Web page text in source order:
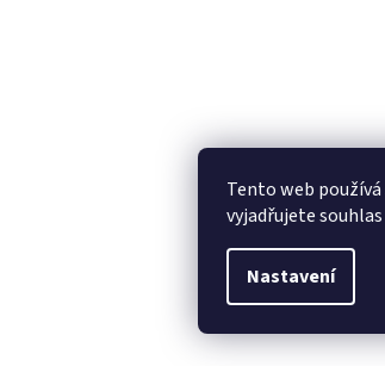
Tento web
vyjadřujete
Nastavení